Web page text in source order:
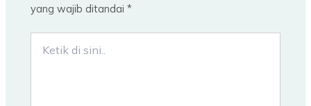
yang wajib ditandai*